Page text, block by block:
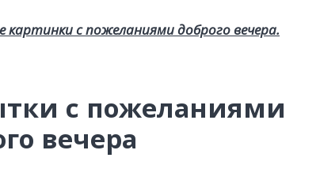
картинки с пожеланиями доброго вечера.
с пожеланиями
вечера